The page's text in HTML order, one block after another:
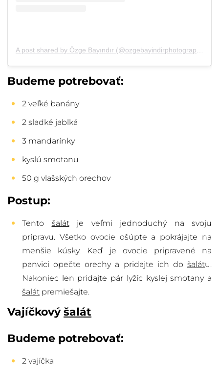
Budeme potrebovať:
2 veľké banány
2 sladké jablká
3 mandarínky
kyslú smotanu
50 g vlašských orechov
Postup:
Tento šalátje veľmi jednoduchý na svoju
prípravu. Všetko ovocie ošúpte a pokrájajte na
menšie kúsky. Keď je ovocie pripravené na
panvici opečte orechy a pridajte ich do šalátu.
Nakoniec len pridajte pár lyžíc kyslej smotany a
šalát premiešajte.
Vajíčkovýšalát
Budeme potrebovať:
2 vajíčka